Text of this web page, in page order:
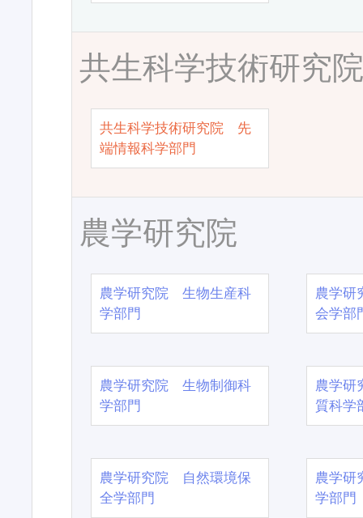
共生科学技術研究
共生科学技術研究院 先
端情報科学部門
農学研究院
農学研究院 生物生産科
学部門
農学
会学部
農学研究院 生物制御科
学部門
農学
質科学
農学研究院 自然環境保
全学部門
農学
学部門